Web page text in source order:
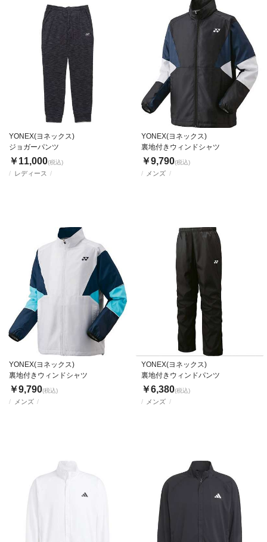
レディース
YONEX(ヨネックス)
ジョガーパンツ
￥11,000(税込)
メンズ
YONEX(ヨネックス)
裏地付きウィンドシャツ
￥9,790(税込)
メンズ
YONEX(ヨネックス)
裏地付きウィンドシャツ
￥9,790(税込)
メンズ
YONEX(ヨネックス)
裏地付きウィンドパンツ
￥6,380(税込)